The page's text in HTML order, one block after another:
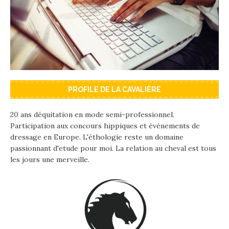
PROFILE DE LA CAVALIÈRE
20 ans déquitation en mode semi-professionnel.
Participation aux concours hippiques et événements de
dressage en Europe. L'éthologie reste un domaine
passionnant d'etude pour moi. La relation au cheval est tous
les jours une merveille.